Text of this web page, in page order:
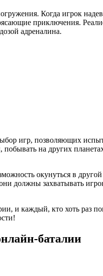
Когда игрок
приключения.
адреналина.
игр, позволяющих
на других
окунуться в
должны захватывать
и каждый, кто хоть раз
баталии